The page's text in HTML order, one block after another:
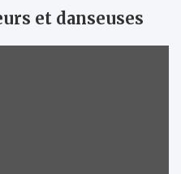
et danseuses